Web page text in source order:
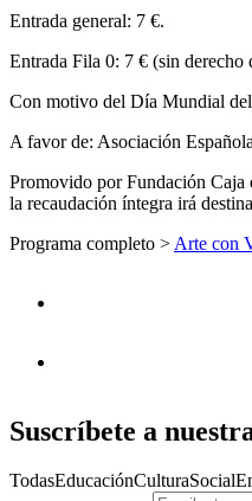
Entrada general: 7 €.
Entrada Fila 0: 7 € (sin derecho
Con motivo del Día Mundial
A favor de: Asociación
Promovido por Fundación
la recaudación íntegra irá
Programa completo > Arte con
Suscríbete a
TodasEducaciónCulturaSocial